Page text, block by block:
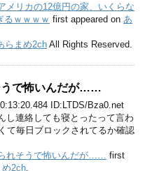
メリカの12億円の家、いくらな
るｗｗｗｗ first appeared on あ
らまめ2ch All Rights Reserved.
うで怖いんだが……
ID:LTDS/Bza0.net
し連絡しても寝とったって言わ
毎日ブロックされてるか確認
れそうで怖いんだが……
first
め2ch